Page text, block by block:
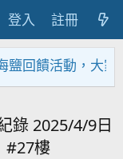
登入 註冊
饋活動，大家趕緊
錄 2025/4/9日
#27樓